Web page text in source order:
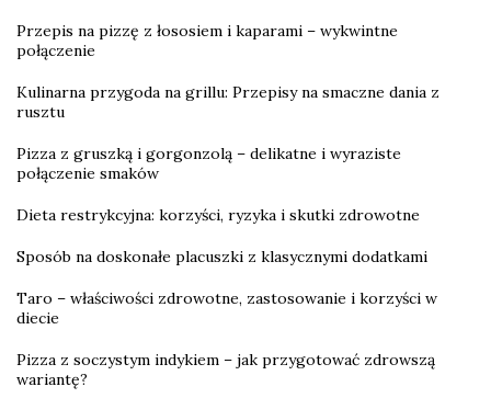
Przepis na pizzę z łososiem i kaparami – wykwintne
połączenie
Kulinarna przygoda na grillu: Przepisy na smaczne dania z
rusztu
Pizza z gruszką i gorgonzolą – delikatne i wyraziste
połączenie smaków
Dieta restrykcyjna: korzyści, ryzyka i skutki zdrowotne
Sposób na doskonałe placuszki z klasycznymi dodatkami
Taro – właściwości zdrowotne, zastosowanie i korzyści w
diecie
Pizza z soczystym indykiem – jak przygotować zdrowszą
wariantę?